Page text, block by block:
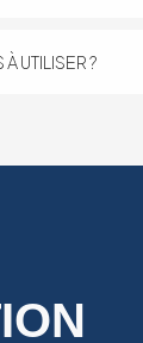
UTILISER ?